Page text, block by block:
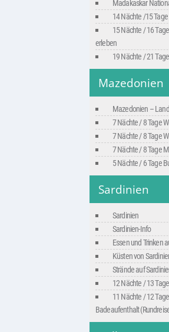
Madakaskar
14 Nächte /15
15 Nächte / 16
erleben
19 Nächte / 21
Mazedonien
Mazedonien –
7 Nächte / 8 Tage
7 Nächte / 8 Tage
7 Nächte / 8 Tage
5 Nächte / 6 Tage
Sardinien
Sardinien
Sardinien-Info
Essen und Trinken
Küsten von
Strände auf
12 Nächte / 13
11 Nächte / 12
Badeaufenthalt